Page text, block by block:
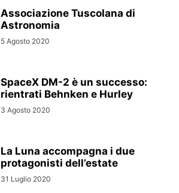
Associazione Tuscolana di
Astronomia
5 Agosto 2020
SpaceX DM-2 è un successo:
rientrati Behnken e Hurley
3 Agosto 2020
La Luna accompagna i due
protagonisti dell’estate
31 Luglio 2020